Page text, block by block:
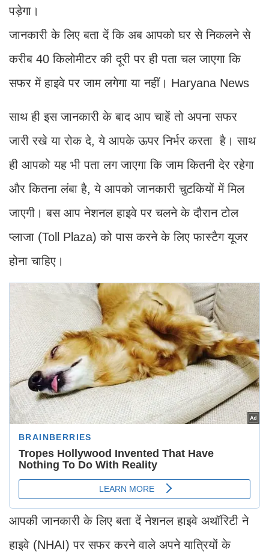
पड़ेगा।
जानकारी के लिए बता दें कि अब आपको घर से निकलने से
करीब 40 किलोमीटर की दूरी पर ही पता चल जाएगा कि
सफर में हाइवे पर जाम लगेगा या नहीं। Haryana News
साथ ही इस जानकारी के बाद आप चाहें तो अपना सफर
जारी रखे या रोक दे, ये आपके ऊपर निर्भर करता है। साथ
ही आपको यह भी पता लग जाएगा कि जाम कितनी देर रहेगा
और कितना लंबा है, ये आपको जानकारी चुटकियों में मिल
जाएगी। बस आप नेशनल हाइवे पर चलने के दौरान टोल
प्लाजा (Toll Plaza) को पास करने के लिए फास्टैग यूजर
होना चाहिए।
आपकी जानकारी के लिए बता दें नेशनल हाइवे अथॉरिटी ने
हाइवे (NHAI) पर सफर करने वाले अपने यात्रियों के